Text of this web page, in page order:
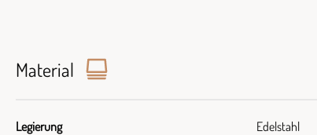
Material
Legierung Edelstahl